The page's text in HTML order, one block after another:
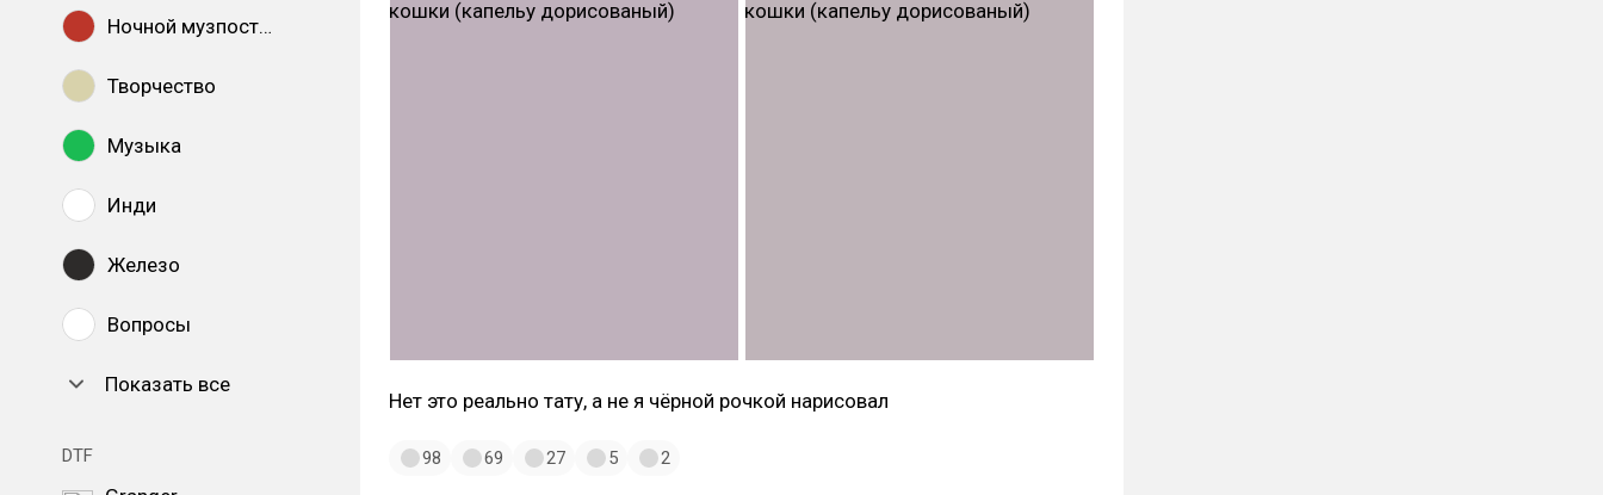
Ночной музпостинг
Творчество
Музыка
Инди
Железо
Вопросы
Показать все
DTF
Нет это реально тату, а не я чёрной рочкой нарисовал
98 69 27 5 2